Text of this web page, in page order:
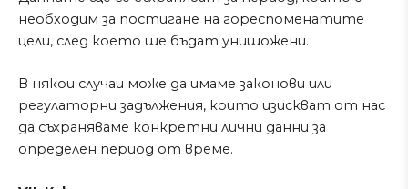
необходим за постигане на гореспоменатите
цели, след което ще бъдат унищожени.
В някои случаи може да имаме законови или
регулаторни задължения, които изискват от нас
да съхраняваме конкретни лични данни за
определен период от време.